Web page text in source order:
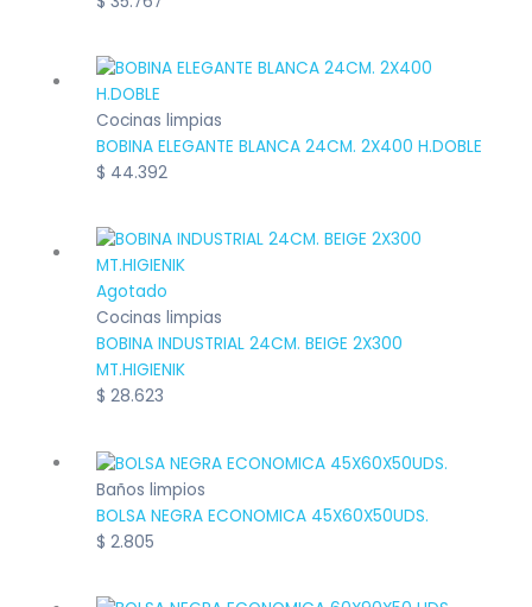
Cocinas limpias
BOBINA ELEGANTE BLANCA 24CM. 2X400 H.DOBLE
$ 44.392
Agotado
Cocinas limpias
BOBINA INDUSTRIAL 24CM. BEIGE 2X300
MT.HIGIENIK
$ 28.623
Baños limpios
BOLSA NEGRA ECONOMICA 45X60X50UDS.
$ 2.805